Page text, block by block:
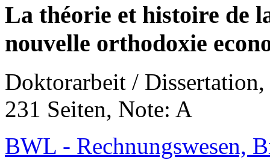
La théorie et histoire de
nouvelle orthodoxie
Doktorarbeit /
231 Seiten, Note: A
BWL - Rechnungswesen,